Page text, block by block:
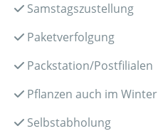
Samstagszustellung
Paketverfolgung
Packstation/Postfilialen
Pflanzen auch im Winter
Selbstabholung